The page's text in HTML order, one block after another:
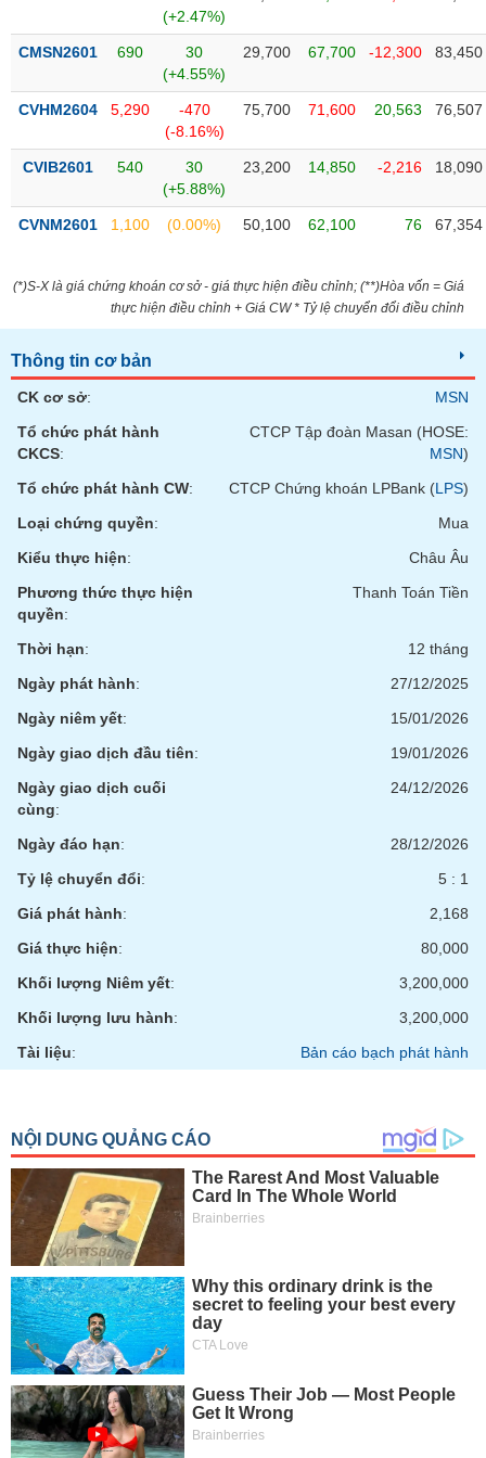
(+2.47%)
CMSN2601 690
30
(+4.55%)
29,700 67,700 -12,300 83,450
CVHM2604 5,290
-470
(-8.16%)
75,700 71,600 20,563 76,507
CVIB2601 540
30
(+5.88%)
23,200 14,850 -2,216 18,090
CVNM2601 1,100 (0.00%) 50,100 62,100 76 67,354
(*)S-X là giá chứng khoán cơ sở - giá thực hiện điều chỉnh; (**)Hòa vốn = Giá
thực hiện điều chỉnh + Giá CW * Tỷ lệ chuyển đổi điều chỉnh
Thông tin cơ bản
CK cơ sở:
MSN
Tổ chức phát hành
CKCS:
CTCP Tập đoàn Masan (HOSE:
MSN)
Tổ chức phát hành CW: CTCP Chứng khoán LPBank (LPS)
Loại chứng quyền:
Mua
Kiểu thực hiện:
Châu Âu
Phương thức thực hiện
quyền:
Thanh Toán Tiền
Thời hạn:
12 tháng
Ngày phát hành:
27/12/2025
Ngày niêm yết:
15/01/2026
Ngày giao dịch đầu tiên:
19/01/2026
Ngày giao dịch cuối
cùng:
24/12/2026
Ngày đáo hạn:
28/12/2026
Tỷ lệ chuyển đổi:
5 : 1
Giá phát hành:
2,168
Giá thực hiện:
80,000
Khối lượng Niêm yết:
3,200,000
Khối lượng lưu hành:
3,200,000
Tài liệu: Bản cáo bạch phát hành
KHỎE
TÀI
CÔNG
TIN
VỤ
TRUYỀN
TIỆN
BẤT
ĐỘNG
Mã
khoán
Tất cả Cổ phiếu Chứng
đạo
(-)
Tin
tức
(-)
Bài
viết
của
tác
giả
(-)
Báo
cáo